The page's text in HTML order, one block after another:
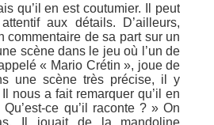
qu’il en est coutumier. Il peut
aux détails. D’ailleurs,
commentaire de sa part sur un
scène dans le jeu où l’un de
« Mario Crétin », joue de
une scène très précise, il y
nous a fait remarquer qu’il en
ce qu’il raconte ? » On
Il jouait de la mandoline